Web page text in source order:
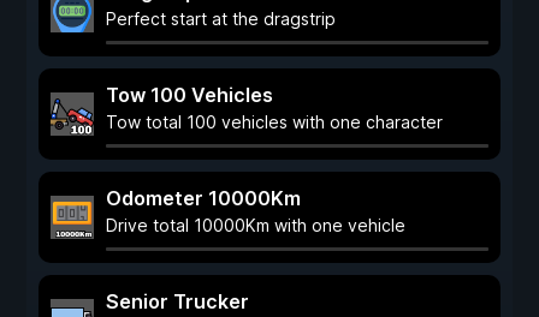
Perfect start at the dragstrip
Tow 100 Vehicles
Tow total 100 vehicles with one character
Odometer 10000Km
Drive total 10000Km with one vehicle
Senior Trucker